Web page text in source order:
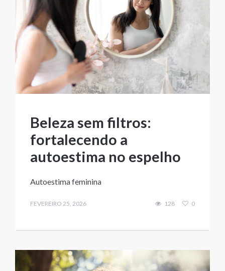
Beleza sem filtros:
fortalecendo a
autoestima no espelho
Autoestima feminina
FEVEREIRO 25, 2026 128 0